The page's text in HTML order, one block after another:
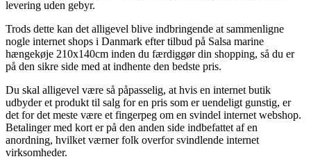
levering uden gebyr.
Trods dette kan det alligevel blive indbringende at sammenligne
nogle internet shops i Danmark efter tilbud på Salsa marine
hængekøje 210x140cm inden du færdiggør din shopping, så du er
på den sikre side med at indhente den bedste pris.
Du skal alligevel være så påpasselig, at hvis en internet butik
udbyder et produkt til salg for en pris som er uendeligt gunstig, er
det for det meste være et fingerpeg om en svindel internet webshop.
Betalinger med kort er på den anden side indbefattet af en
anordning, hvilket værner folk overfor svindlende internet
virksomheder.